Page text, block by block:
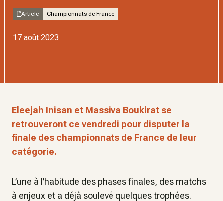
Article Championnats de France
17 août 2023
Eleejah Inisan et Massiva Boukirat se
retrouveront ce vendredi pour disputer la
finale des championnats de France de leur
catégorie.
L’une à l’habitude des phases finales, des matchs
à enjeux et a déjà soulevé quelques trophées.